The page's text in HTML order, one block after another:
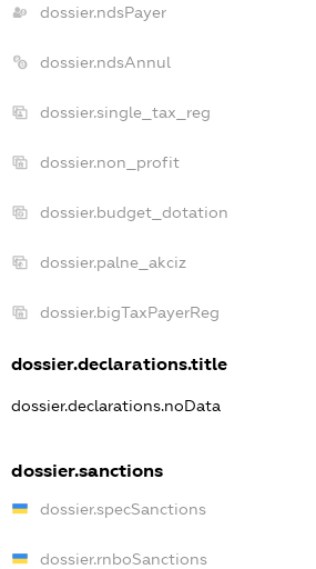
dossier.ndsPayer
dossier.ndsAnnul
dossier.single_tax_reg
dossier.non_profit
dossier.budget_dotation
dossier.palne_akciz
dossier.bigTaxPayerReg
dossier.declarations.title
dossier.declarations.noData
dossier.sanctions
dossier.specSanctions
dossier.rnboSanctions